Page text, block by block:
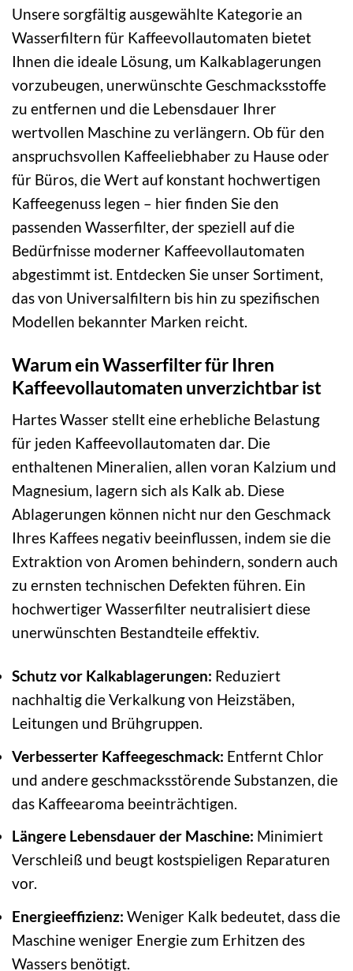
Unsere sorgfältig ausgewählte Kategorie an
Wasserfiltern für Kaffeevollautomaten bietet
Ihnen die ideale Lösung, um Kalkablagerungen
vorzubeugen, unerwünschte Geschmacksstoffe
zu entfernen und die Lebensdauer Ihrer
wertvollen Maschine zu verlängern. Ob für den
anspruchsvollen Kaffeeliebhaber zu Hause oder
für Büros, die Wert auf konstant hochwertigen
Kaffeegenuss legen – hier finden Sie den
passenden Wasserfilter, der speziell auf die
Bedürfnisse moderner Kaffeevollautomaten
abgestimmt ist. Entdecken Sie unser Sortiment,
das von Universalfiltern bis hin zu spezifischen
Modellen bekannter Marken reicht.
Warum ein Wasserfilter für Ihren
Kaffeevollautomaten unverzichtbar ist
Hartes Wasser stellt eine erhebliche Belastung
für jeden Kaffeevollautomaten dar. Die
enthaltenen Mineralien, allen voran Kalzium und
Magnesium, lagern sich als Kalk ab. Diese
Ablagerungen können nicht nur den Geschmack
Ihres Kaffees negativ beeinflussen, indem sie die
Extraktion von Aromen behindern, sondern auch
zu ernsten technischen Defekten führen. Ein
hochwertiger Wasserfilter neutralisiert diese
unerwünschten Bestandteile effektiv.
Schutz vor Kalkablagerungen: Reduziert
nachhaltig die Verkalkung von Heizstäben,
Leitungen und Brühgruppen.
Verbesserter Kaffeegeschmack: Entfernt Chlor
und andere geschmacksstörende Substanzen, die
das Kaffeearoma beeinträchtigen.
Längere Lebensdauer der Maschine: Minimiert
Verschleiß und beugt kostspieligen Reparaturen
vor.
Energieeffizienz: Weniger Kalk bedeutet, dass die
Maschine weniger Energie zum Erhitzen des
Wassers benötigt.